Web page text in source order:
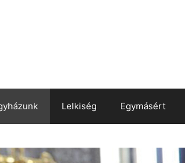
Lelkiség Egymásért